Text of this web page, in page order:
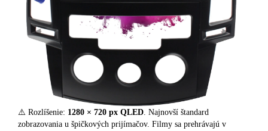
⚠️ Rozlíšenie: 1280 × 720 px QLED. Najnovší štandard
zobrazovania u špičkových prijímačov. Filmy sa prehrávajú v